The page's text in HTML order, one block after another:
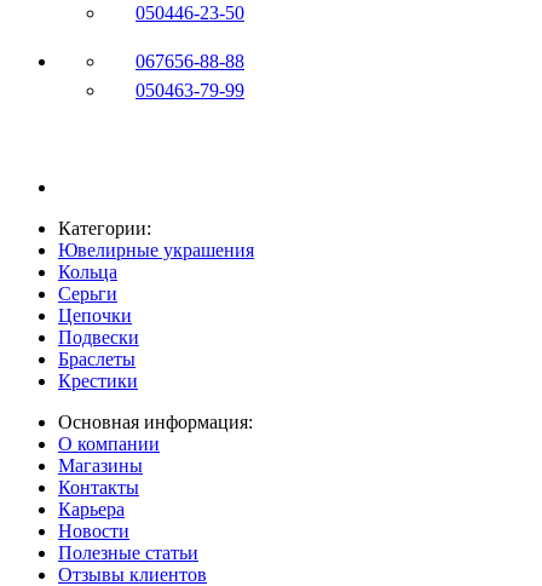
050446-23-50
067656-88-88
050463-79-99
Категории:
Ювелирные украшения
Кольца
Серьги
Цепочки
Подвески
Браслеты
Крестики
Основная информация:
О компании
Магазины
Контакты
Карьера
Новости
Полезные статьи
Отзывы клиентов